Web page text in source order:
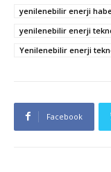
yenilenebilir enerji
yenilenebilir enerji
Yenilenebilir enerji
Facebook